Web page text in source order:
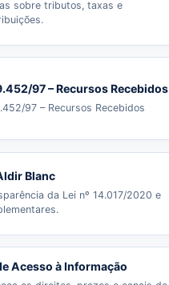
sobre tributos, taxas e
97 – Recursos Recebidos
97 – Recursos Recebidos
Blanc
da Lei nº 14.017/2020 e
Acesso à Informação